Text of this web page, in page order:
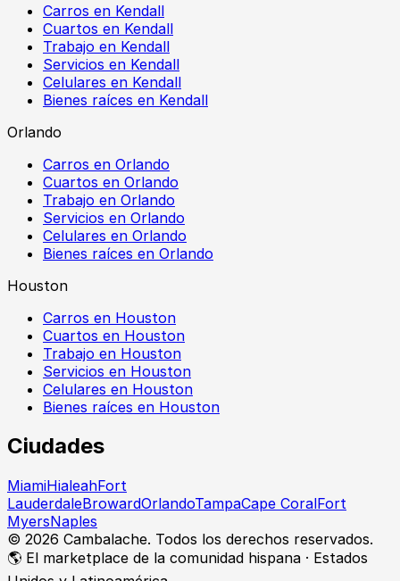
Carros en Kendall
Cuartos en Kendall
Trabajo en Kendall
Servicios en Kendall
Celulares en Kendall
Bienes raíces en Kendall
Orlando
Carros en Orlando
Cuartos en Orlando
Trabajo en Orlando
Servicios en Orlando
Celulares en Orlando
Bienes raíces en Orlando
Houston
Carros en Houston
Cuartos en Houston
Trabajo en Houston
Servicios en Houston
Celulares en Houston
Bienes raíces en Houston
Ciudades
MiamiHialeahFort
LauderdaleBrowardOrlandoTampaCape CoralFort
MyersNaples
© 2026 Cambalache. Todos los derechos reservados.
🌎 El marketplace de la comunidad hispana · Estados